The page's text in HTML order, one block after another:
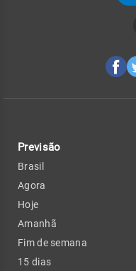
Previsão
Brasil
Agora
Hoje
Amanhã
Fim de semana
15 dias